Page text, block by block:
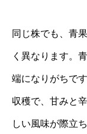
同じ株でも、青
く異なります。
端になりがちで
収穫で、甘みと
しい風味が際立ち